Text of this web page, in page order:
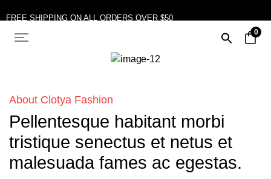
FREE SHIPPING ON ALL ORDERS OVER $50
10% OFF ON TWO OR MORE ITEMS PURCHASED
0
About Clotya Fashion
Pellentesque habitant morbi
tristique senectus et netus et
malesuada fames ac egestas.